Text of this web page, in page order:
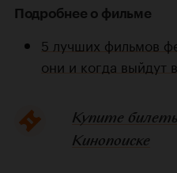
Подробнее о фильме
5 лучших фильмов
они и когда выйдут
Купите
Кинопоиске